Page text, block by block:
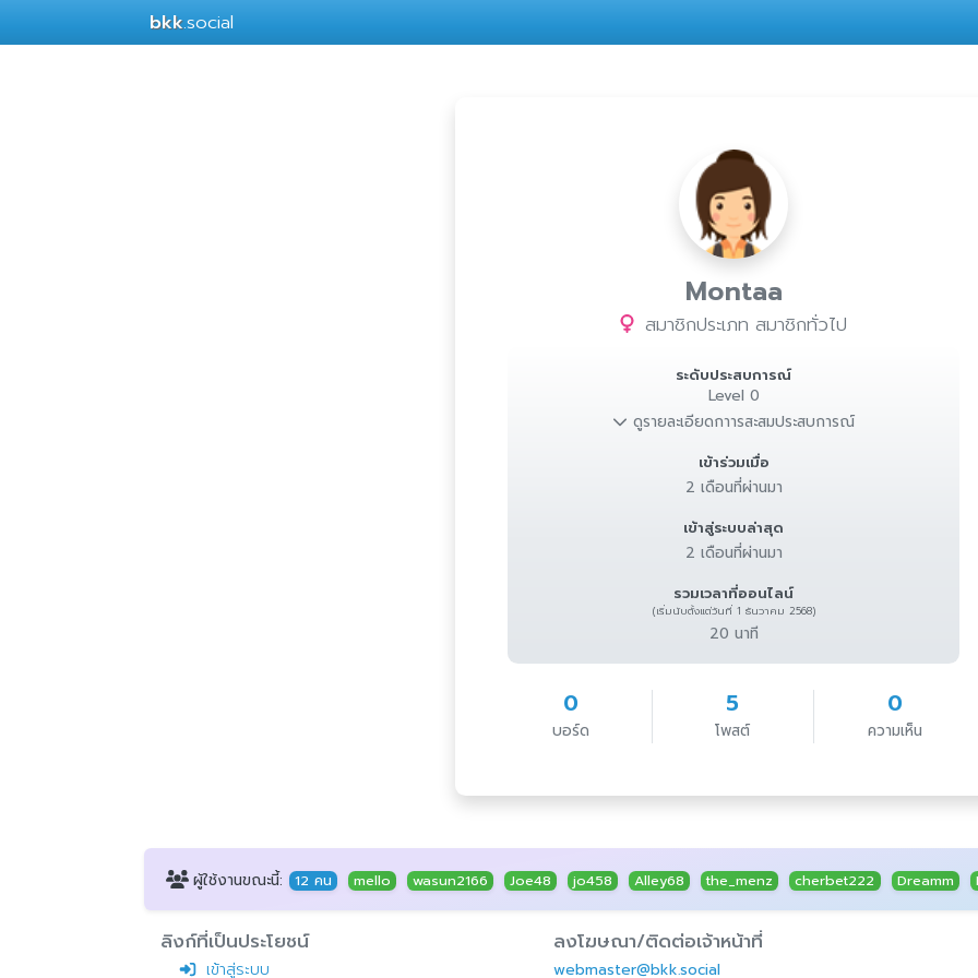
bkk.social
Montaa
สมาชิกประเภท สมาชิกทั่วไป
ระดับประสบการณ์
Level 0
ดูรายละเอียดกาารสะสมประสบการณ์
เข้าร่วมเมื่อ
2 เดือนที่ผ่านมา
เข้าสู่ระบบล่าสุด
2 เดือนที่ผ่านมา
รวมเวลาที่ออนไลน์
(เริ่มนับตั้งแต่วันที่ 1 ธันวาคม 2568)
20 นาที
0
บอร์ด
5
โพสต์
0
ความเห็น
ผู้ใช้งานขณะนี้: 12 คน mello wasun2166 Joe48 jo458 Alley68 the_menz cherbet222 Dreamm
ลิงก์ที่เป็นประโยชน์
เข้าสู่ระบบ
ลงโฆษณา/ติดต่อเจ้าหน้าที่
webmaster@bkk.social